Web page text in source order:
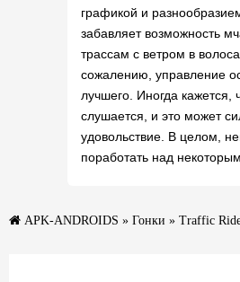
графикой и
забавляет возможность
трассам с ветром в
сожалению, управление
лучшего. Иногда кажется,
слушается, и это может
удовольствие. В целом,
поработать над
APK-ANDROIDS » Гонки » Traffic